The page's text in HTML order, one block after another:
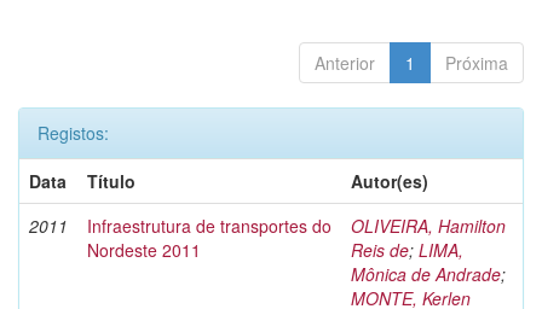
Anterior 1 Próxima
Registos:
Data
Título
Autor(es)
2011
Infraestrutura de transportes do
Nordeste 2011
OLIVEIRA, Hamilton
Reis de; LIMA,
Mônica de Andrade;
MONTE, Kerlen